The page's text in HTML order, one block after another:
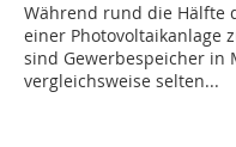
Während rund die Hälfte
einer Photovoltaikanlage
sind Gewerbespeicher in
vergleichsweise selten...